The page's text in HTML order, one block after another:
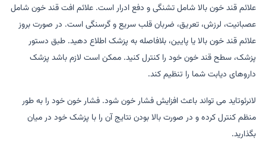
علائم قند خون بالا شامل تشنگی و دفع ادرار است. علائم افت قند خون شامل
عصبانیت، لرزش، تعریق، ضربان قلب سریع و گرسنگی است. در صورت بروز
علائم قند خون بالا یا پایین، بلافاصله به پزشک اطلاع دهید. طبق دستور
پزشک، سطح قند خون خود را کنترل کنید. ممکن است لازم باشد پزشک
داروهای دیابت شما را تنظیم کند.
لانرئوتاید می تواند باعث افزایش فشار خون شود. فشار خون خود را به طور
منظم کنترل کرده و در صورت بالا بودن نتایج آن را با پزشک خود در میان
بگذارید.